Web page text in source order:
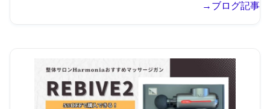
→ブログ記事